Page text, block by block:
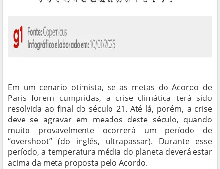
Em um cenário otimista, se as metas do Acordo de
Paris forem cumpridas, a crise climática terá sido
resolvida ao final do século 21. Até lá, porém, a crise
deve se agravar em meados deste século, quando
muito provavelmente ocorrerá um período de
“overshoot” (do inglês, ultrapassar). Durante esse
período, a temperatura média do planeta deverá estar
acima da meta proposta pelo Acordo.